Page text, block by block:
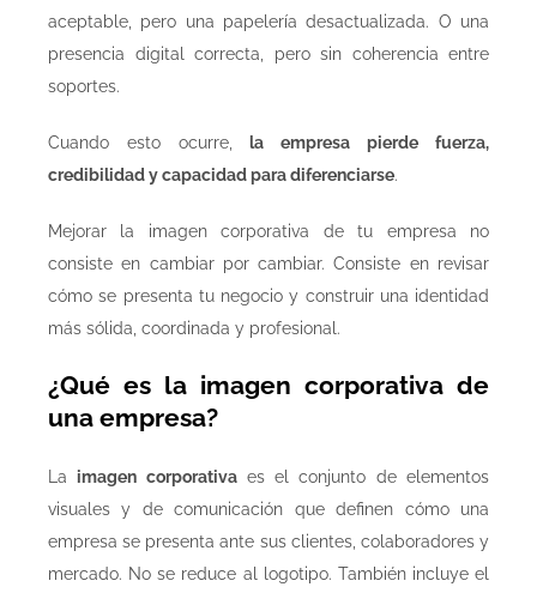
aceptable, pero una papelería desactualizada. O una
presencia digital correcta, pero sin coherencia entre
soportes.
Cuando esto ocurre,
la empresa pierde fuerza,
credibilidad y capacidad para diferenciarse.
Mejorar la imagen corporativa de tu empresa no
consiste en cambiar por cambiar. Consiste en revisar
cómo se presenta tu negocio y construir una identidad
más sólida, coordinada y profesional.
¿Qué es la imagen corporativa de
una empresa?
Laimagen corporativaes el conjunto de elementos
visuales y de comunicación que definen cómo una
empresa se presenta ante sus clientes, colaboradores y
mercado. No se reduce al logotipo. También incluye el